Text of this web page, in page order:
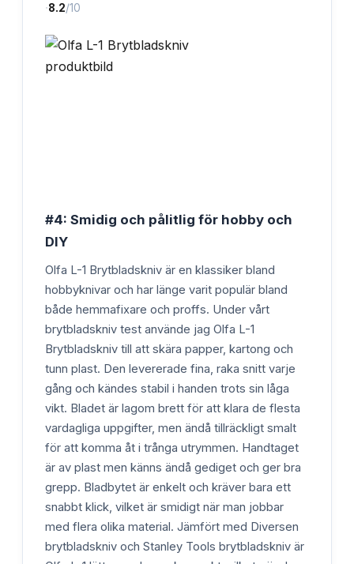
·8.2/10
#4: Smidig och pålitlig för hobby och
DIY
Olfa L-1 Brytbladskniv är en klassiker bland
hobbyknivar och har länge varit populär bland
både hemmafixare och proffs. Under vårt
brytbladskniv test använde jag Olfa L-1
Brytbladskniv till att skära papper, kartong och
tunn plast. Den levererade fina, raka snitt varje
gång och kändes stabil i handen trots sin låga
vikt. Bladet är lagom brett för att klara de flesta
vardagliga uppgifter, men ändå tillräckligt smalt
för att komma åt i trånga utrymmen. Handtaget
är av plast men känns ändå gediget och ger bra
grepp. Bladbytet är enkelt och kräver bara ett
snabbt klick, vilket är smidigt när man jobbar
med flera olika material. Jämfört med Diversen
brytbladskniv och Stanley Tools brytbladskniv är